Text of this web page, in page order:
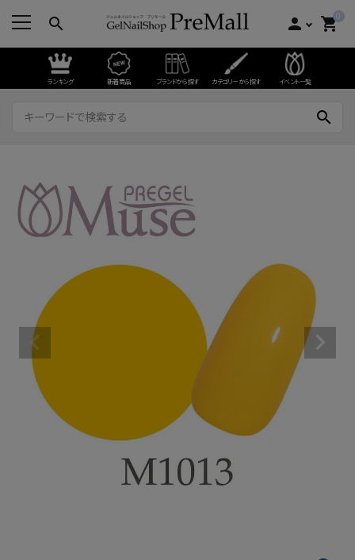
search person 0
shopping_cart
ランキング 新着商品 ブランドから探す カテゴリーから探す イベント一覧
search